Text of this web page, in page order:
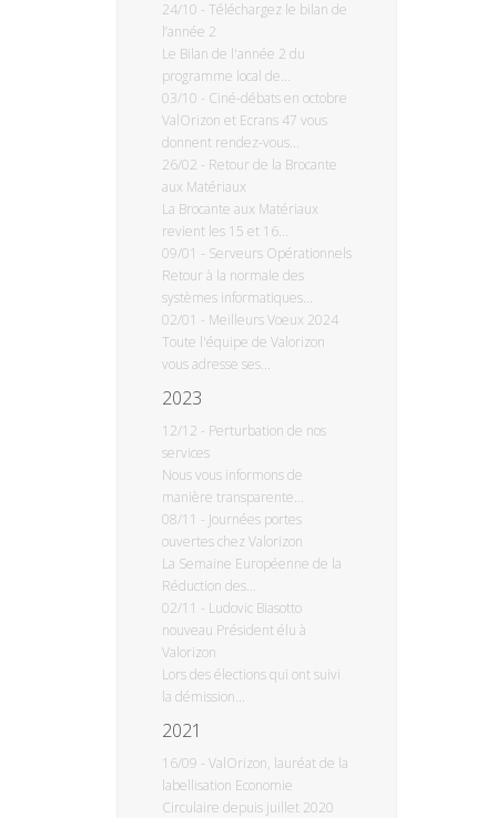
24/10 - Téléchargez le bilan de
l’année 2
Le Bilan de l'année 2 du
programme local de...
03/10 - Ciné-débats en octobre
ValOrizon et Ecrans 47 vous
donnent rendez-vous...
26/02 - Retour de la Brocante
aux Matériaux
La Brocante aux Matériaux
revient les 15 et 16...
09/01 - Serveurs Opérationnels
Retour à la normale des
systèmes informatiques...
02/01 - Meilleurs Voeux 2024
Toute l'équipe de Valorizon
vous adresse ses...
2023
12/12 - Perturbation de nos
services
Nous vous informons de
manière transparente...
08/11 - Journées portes
ouvertes chez Valorizon
La Semaine Européenne de la
Réduction des...
02/11 - Ludovic Biasotto
nouveau Président élu à
Valorizon
Lors des élections qui ont suivi
la démission...
2021
16/09 - ValOrizon, lauréat de la
labellisation Economie
Circulaire depuis juillet 2020